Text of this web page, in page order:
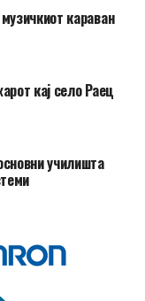
караван
кај село Раец
училишта